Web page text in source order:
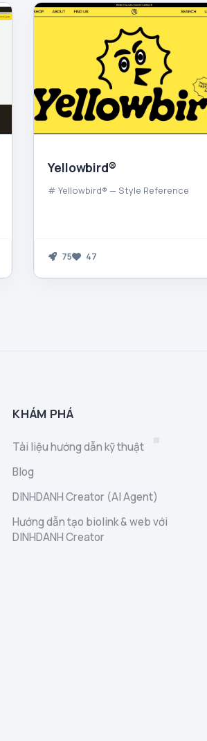
Yellowbird®
# Yellowbird® — Style Reference
75 47
KHÁM PHÁ
Tài liệu hướng dẫn kỹ thuật
Blog
DINHDANH Creator (AI Agent)
Hướng dẫn tạo biolink & web với
DINHDANH Creator